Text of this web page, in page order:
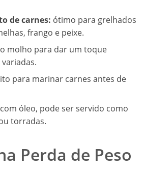
de carnes: ótimo para grelhados
frango e peixe.
molho para dar um toque
para marinar carnes antes de
óleo, pode ser servido como
torradas.
Perda de Peso